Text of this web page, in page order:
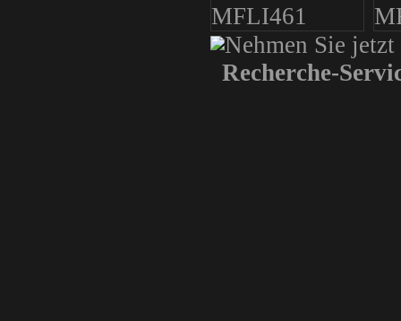
Nehmen Sie
Recherche-